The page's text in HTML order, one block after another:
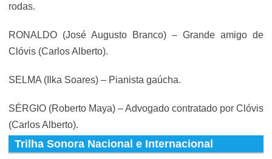
rodas.
RONALDO (José Augusto Branco) – Grande amigo de
Clóvis (Carlos Alberto).
SELMA (Ilka Soares) – Pianista gaúcha.
SÉRGIO (Roberto Maya) – Advogado contratado por Clóvis
(Carlos Alberto).
Trilha Sonora Nacional e Internacional